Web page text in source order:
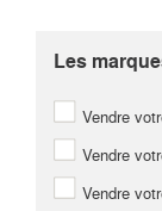
Les
Vendre
Vendre
Vendre